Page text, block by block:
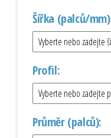
Šířka (palců/mm)
Profil:
Průměr (palců):